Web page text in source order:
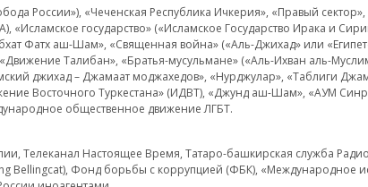
России»), «Чеченская Республика Ичкерия», «Правый сектор»,
государство» («Исламское Государство Ирака и
Фатх аш-Шам», «Священная война» («Аль-Джихад» или
Талибан», «Братья-мусульмане» («Аль-Ихван аль-
джихад – Джамаат моджахедов», «Нурджулар», «Таблиги
Восточного Туркестана» (ИДВТ), «Джунд аш-Шам», «АУМ
общественное движение ЛГБТ.
Телеканал Настоящее Время, Татаро-башкирская служба
Bellingcat), Фонд борьбы с коррупцией (ФБК), «Международное